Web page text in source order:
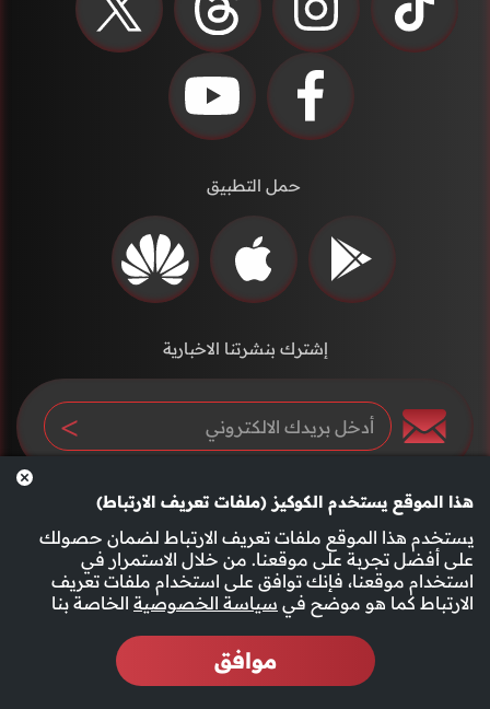
هذا الموقع يستخدم الكوكيز (ملفات تعريف الارتباط)
يستخدم هذا الموقع ملفات تعريف الارتباط لضمان حصولك
على أفضل تجربة على موقعنا. من خلال الاستمرار في
استخدام موقعنا، فإنك توافق على استخدام ملفات تعريف
الارتباط كما هو موضح في سياسة الخصوصية الخاصة بنا
موافق
حمل التطبيق
إشترك بنشرتنا الاخبارية
سياسة الخصوصية الأحكام والشروط